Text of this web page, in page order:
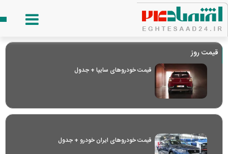
قیمت روز
قیمت خودرو‌های سایپا + جدول
قیمت خودرو‌های ایران خودرو + جدول